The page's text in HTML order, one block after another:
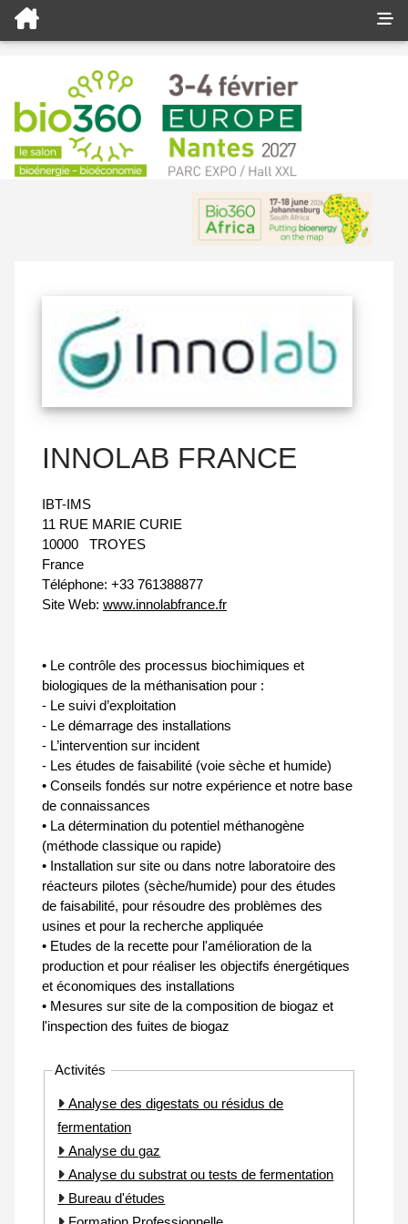
INNOLAB FRANCE
IBT-IMS
11 RUE MARIE CURIE
10000
TROYES
France
Téléphone: +33 761388877
Site Web: www.innolabfrance.fr
• Le contrôle des processus biochimiques et
biologiques de la méthanisation pour :
- Le suivi d’exploitation
- Le démarrage des installations
- L’intervention sur incident
- Les études de faisabilité (voie sèche et humide)
• Conseils fondés sur notre expérience et notre base
de connaissances
• La détermination du potentiel méthanogène
(méthode classique ou rapide)
• Installation sur site ou dans notre laboratoire des
réacteurs pilotes (sèche/humide) pour des études
de faisabilité, pour résoudre des problèmes des
usines et pour la recherche appliquée
• Etudes de la recette pour l'amélioration de la
production et pour réaliser les objectifs énergétiques
et économiques des installations
• Mesures sur site de la composition de biogaz et
l'inspection des fuites de biogaz
Activités
Analyse des digestats ou résidus de
fermentation
Analyse du gaz
Analyse du substrat ou tests de fermentation
Bureau d'études